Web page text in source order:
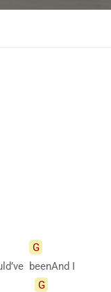
G
beenAnd I
G